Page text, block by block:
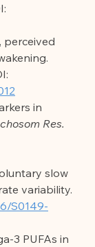
perceived
in
Res.
slow
variability.
S0149-
3 PUFAs in